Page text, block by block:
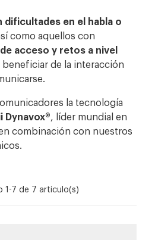
dificultades en el habla o
como aquellos con
acceso y retos a nivel
de la interacción
la tecnología
Dynavox®, líder mundial en
combinación con nuestros
1-7 de 7 articulo(s)